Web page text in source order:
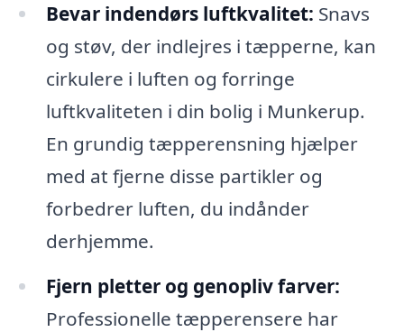
Bevar indendørs luftkvalitet: Snavs
og støv, der indlejres i tæpperne, kan
cirkulere i luften og forringe
luftkvaliteten i din bolig i Munkerup.
En grundig tæpperensning hjælper
med at fjerne disse partikler og
forbedrer luften, du indånder
derhjemme.
Fjern pletter og genopliv farver:
Professionelle tæpperensere har